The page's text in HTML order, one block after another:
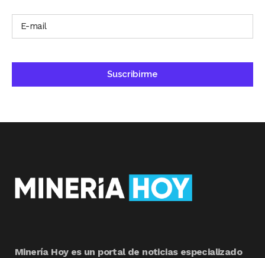
Minería Hoy es un portal de noticias especializado